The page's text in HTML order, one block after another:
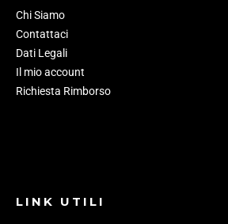
Chi Siamo
Contattaci
Dati Legali
Il mio account
Richiesta Rimborso
LINK UTILI